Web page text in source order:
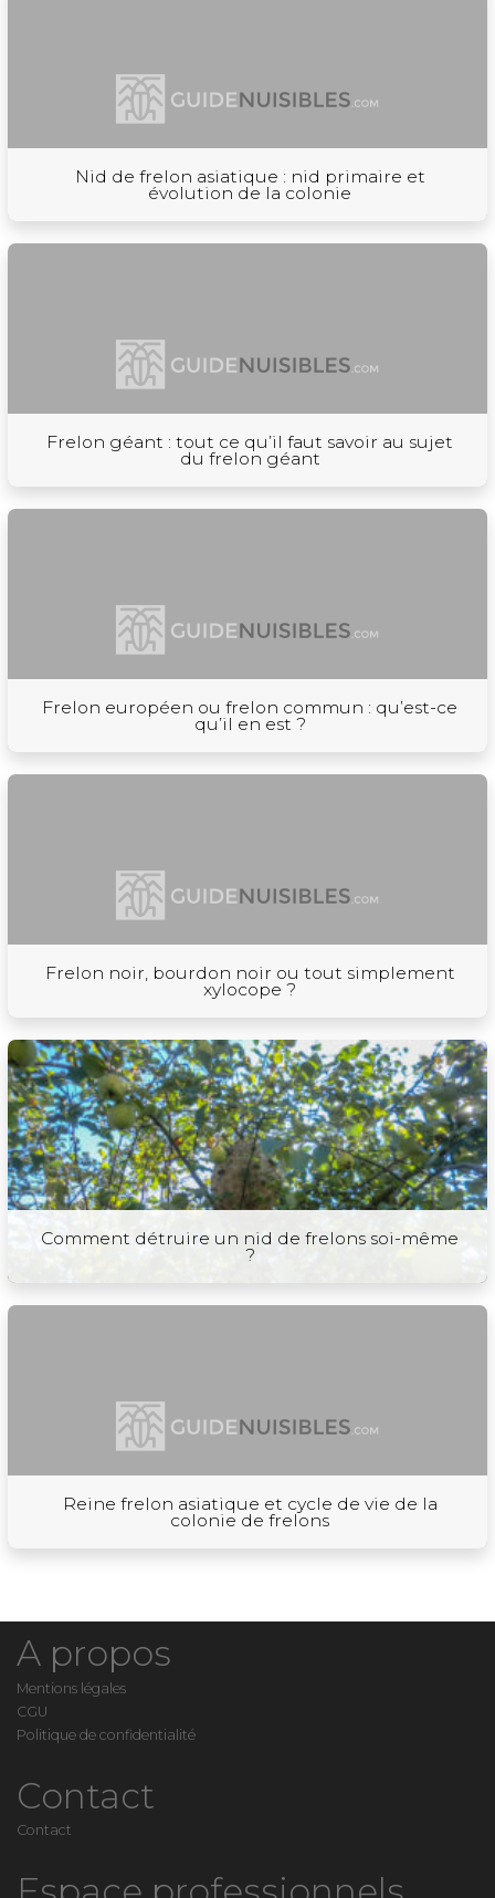
Nid de frelon asiatique : nid primaire et
évolution de la colonie
Frelon géant : tout ce qu’il faut savoir au sujet
du frelon géant
Frelon européen ou frelon commun : qu’est-ce
qu’il en est ?
Frelon noir, bourdon noir ou tout simplement
xylocope ?
Comment détruire un nid de frelons soi-même
?
Reine frelon asiatique et cycle de vie de la
colonie de frelons
A propos
Mentions légales
CGU
Politique de confidentialité
Contact
Contact